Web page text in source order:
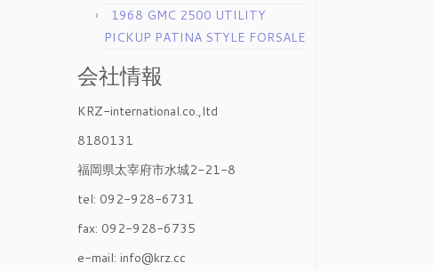
1968 GMC 2500 UTILITY
PICKUP PATINA STYLE FORSALE
会社情報
KRZ-international.co.,ltd
8180131
福岡県太宰府市水城2-21-8
tel: 092-928-6731
fax: 092-928-6735
e-mail: info@krz.cc